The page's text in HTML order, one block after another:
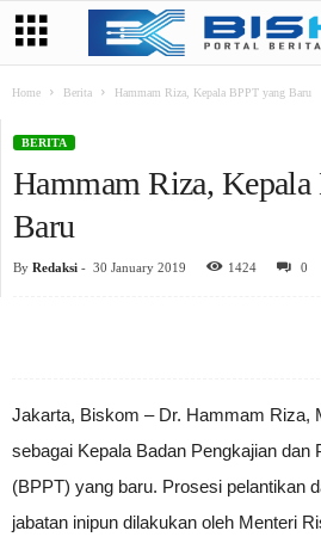
Home Berita Hammam Riza, Kepala BPPT yang Baru
BERITA
Hammam Riza, Kepala
Baru
By Redaksi - 30 January 2019 1424 0
Jakarta, Biskom – Dr. Hammam Riza,
sebagai Kepala Badan Pengkajian dan
(BPPT) yang baru. Prosesi pelantikan
jabatan inipun dilakukan oleh Menteri